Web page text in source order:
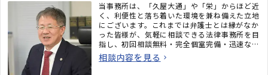
当事務所は、「久屋大通」や「栄」からほど近
く、利便性と落ち着いた環境を兼ね備えた立地
にございます。これまでは弁護士とは縁がなか
った皆様が、気軽に相談できる法律事務所を目
指し、初回相談無料・完全個室完備・迅速なメ
ール対応など、相談しやすい環境も整えていま
す。「弁護士に相談するべきかわからない」と
相談内容を見る